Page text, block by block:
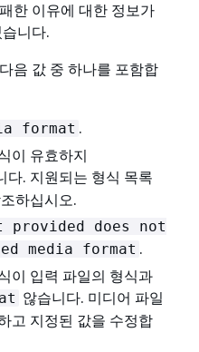
한 이유에 대한 정보가
니다.
음 값 중 하나를 포함합
format .
이 유효하지
다. 지원되는 형식 목록
하십시오.
provided does not
media format .
이 입력 파일의 형식과
않습니다. 미디어 파일
고 지정된 값을 수정합